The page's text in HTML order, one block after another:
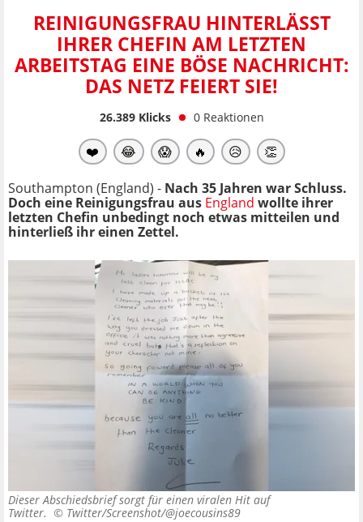
REINIGUNGSFRAU HINTERLÄSST
IHRER CHEFIN AM LETZTEN
ARBEITSTAG EINE BÖSE NACHRICHT:
DAS NETZ FEIERT SIE!
26.389Klicks 0 Reaktionen
❤️ 😂 😱 🔥 😥 👏
Southampton (England) - Nach 35 Jahren war Schluss.
Doch eine Reinigungsfrau aus England wollte ihrer
letzten Chefin unbedingt noch etwas mitteilen und
hinterließ ihr einen Zettel.
Dieser Abschiedsbrief sorgt für einen viralen Hit auf
Twitter. © Twitter/Screenshot/@joecousins89